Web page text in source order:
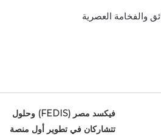
فيكسد مصر (FEDIS) وحلول
تتشاركان في تطوير أول منصة